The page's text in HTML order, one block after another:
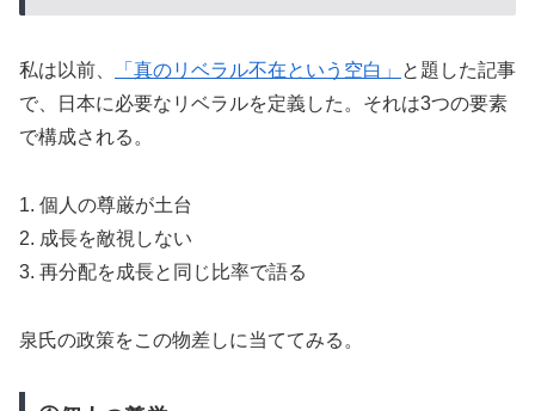
私は以前、 「真のリベラル不在という空白」
と題した記事
で、日本に必要なリベラルを定義した。それは3つの要素
で構成される。
1. 個人の尊厳が土台
2. 成長を敵視しない
3. 再分配を成長と同じ比率で語る
泉氏の政策をこの物差しに当ててみる。